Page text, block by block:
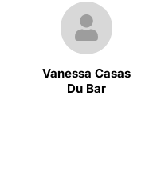
Vanessa Casas
Du Bar